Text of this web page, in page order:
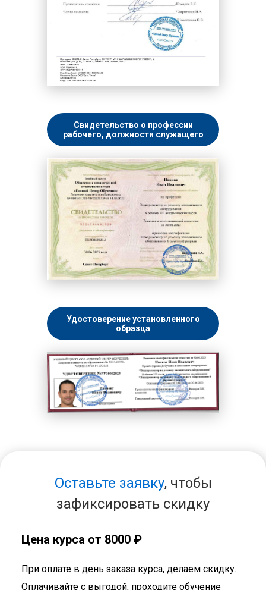
Свидетельство о профессии
рабочего, должности служащего
Удостоверение установленного
образца
Оставьте заявку, чтобы
зафиксировать скидку
Цена курса от 8000 ₽
При оплате в день заказа курса, делаем скидку.
Оплачивайте с выгодой, проходите обучение